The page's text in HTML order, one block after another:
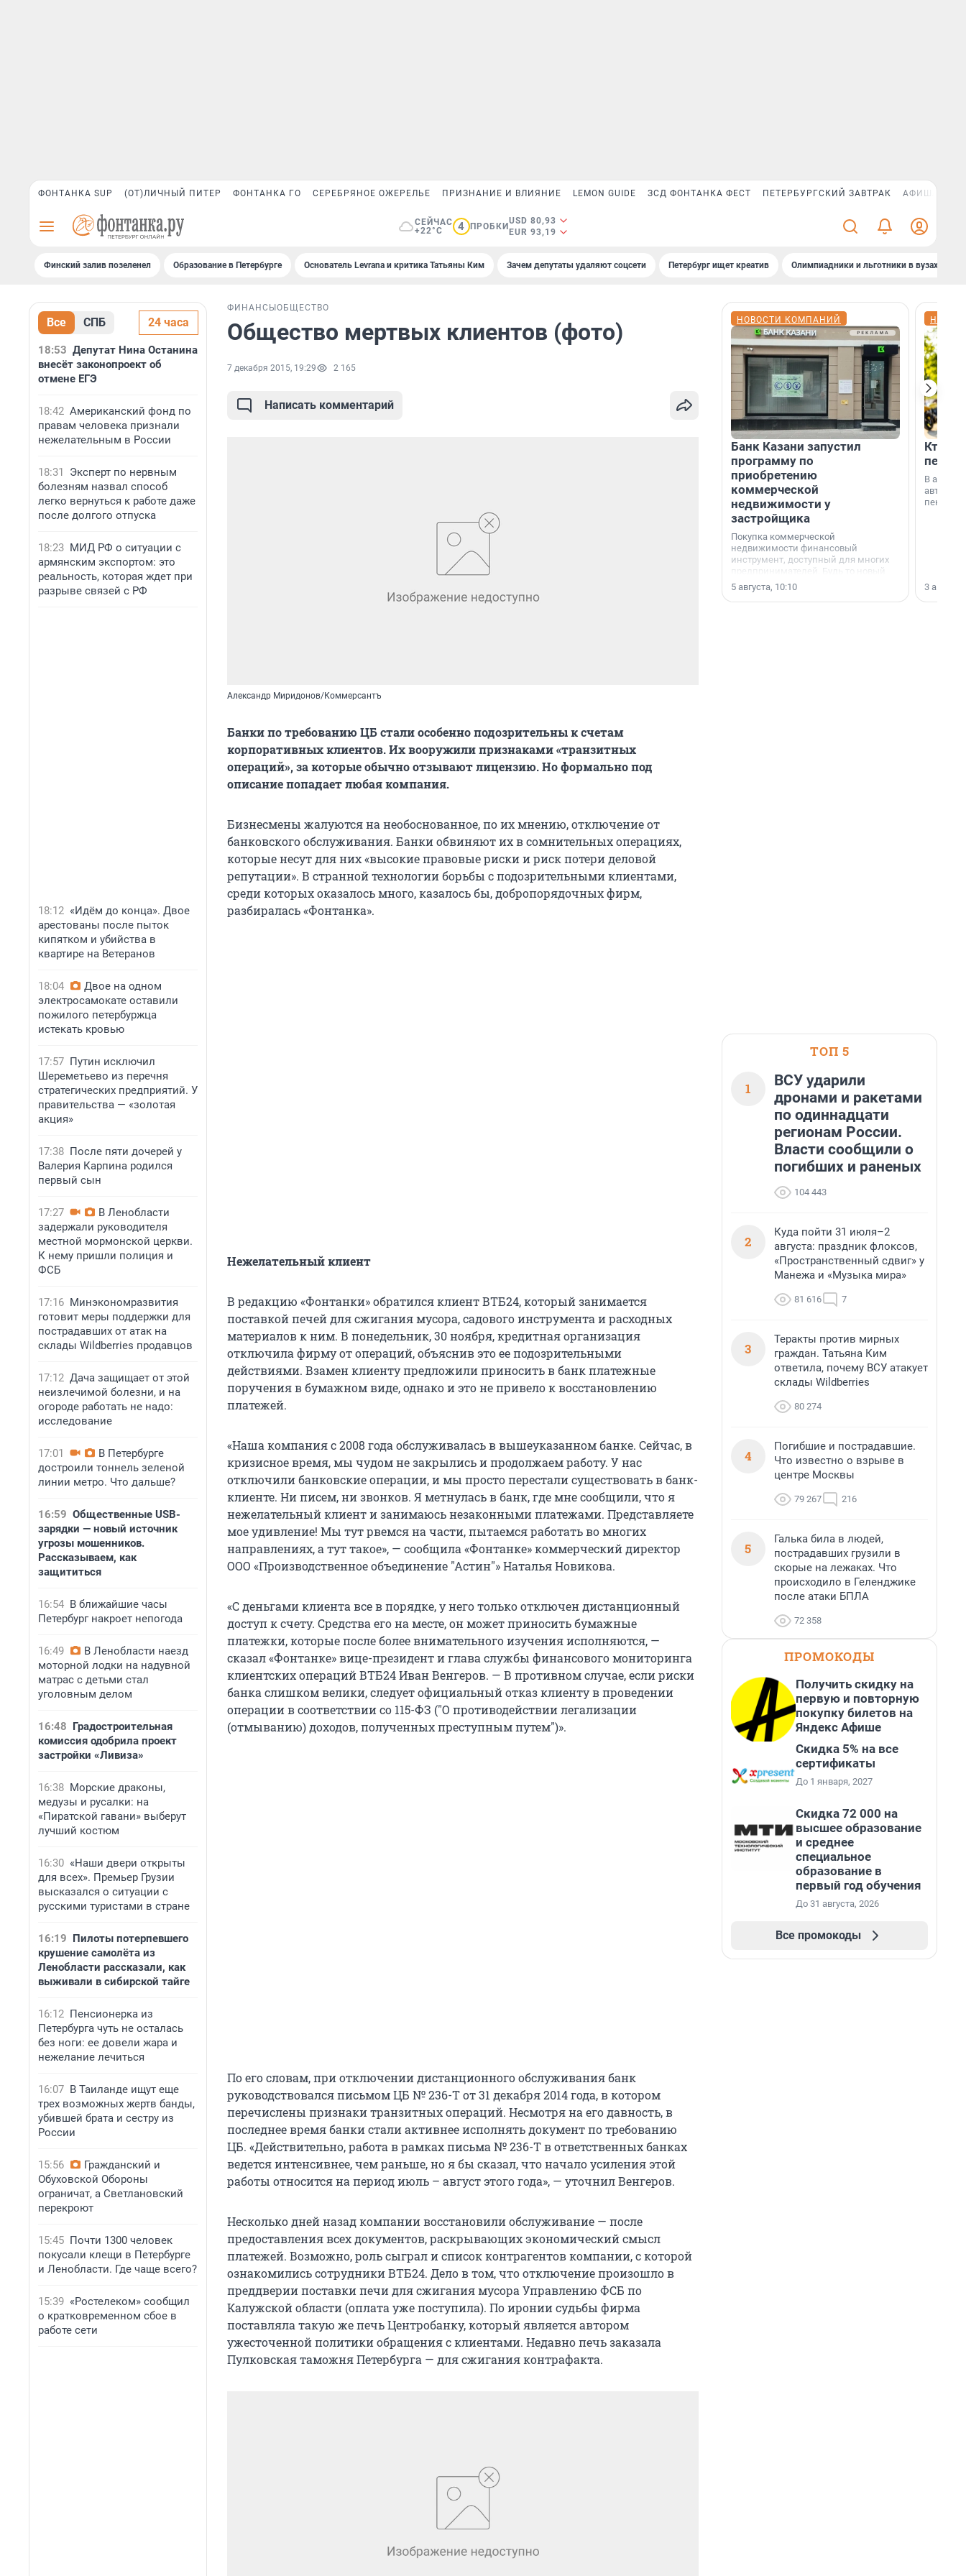
ФОНТАНКА SUP (ОТ)ЛИЧНЫЙ ПИТЕР ФОНТАНКА ГО СЕРЕБРЯНОЕ ОЖЕРЕЛЬЕ ПРИЗНАНИЕ И ВЛИЯНИЕ LEMON GUIDE ЗСД ФОНТАНКА ФЕСТ ПЕТЕРБУРГСКИЙ ЗАВТРАК АФИША PLUS
СЕЙЧАС
+22°C
4 ПРОБКИ
USD 80,93
EUR 93,19
Финский залив позеленел Образование в Петербурге Основатель Levrana и критика Татьяны Ким Зачем депутаты удаляют соцсети Петербург ищет креатив Олимпиадники и льготники в вузах СПб
Все СПБ 24 часа
18:53 Депутат Нина Останина
внесёт законопроект об
отмене ЕГЭ
18:42 Американский фонд по
правам человека признали
нежелательным в России
18:31
Эксперт по нервным
болезням назвал способ
легко вернуться к работе даже
после долгого отпуска
18:23 МИД РФ о ситуации с
армянским экспортом: это
реальность, которая ждет при
разрыве связей с РФ
18:12 «Идём до конца». Двое
арестованы после пыток
кипятком и убийства в
квартире на Ветеранов
18:04
Двое на одном
электросамокате оставили
пожилого петербуржца
истекать кровью
17:57 Путин исключил
Шереметьево из перечня
стратегических предприятий. У
правительства — «золотая
акция»
17:38 После пяти дочерей у
Валерия Карпина родился
первый сын
17:27
В Ленобласти
задержали руководителя
местной мормонской церкви.
К нему пришли полиция и
ФСБ
17:16 Минэкономразвития
готовит меры поддержки для
пострадавших от атак на
склады Wildberries продавцов
17:12 Дача защищает от этой
неизлечимой болезни, и на
огороде работать не надо:
исследование
17:01
В Петербурге
достроили тоннель зеленой
линии метро. Что дальше?
16:59 Общественные USB-
зарядки — новый источник
угрозы мошенников.
Рассказываем, как
защититься
16:54 В ближайшие часы
Петербург накроет непогода
16:49
В Ленобласти наезд
моторной лодки на надувной
матрас с детьми стал
уголовным делом
16:48 Градостроительная
комиссия одобрила проект
застройки «Ливиза»
16:38 Морские драконы,
медузы и русалки: на
«Пиратской гавани» выберут
лучший костюм
16:30 «Наши двери открыты
для всех». Премьер Грузии
высказался о ситуации с
русскими туристами в стране
16:19 Пилоты потерпевшего
крушение самолёта из
Ленобласти рассказали, как
выживали в сибирской тайге
16:12 Пенсионерка из
Петербурга чуть не осталась
без ноги: ее довели жара и
нежелание лечиться
16:07 В Таиланде ищут еще
трех возможных жертв банды,
убившей брата и сестру из
России
15:56
Гражданский и
Обуховской Обороны
ограничат, а Светлановский
перекроют
15:45 Почти 1300 человек
покусали клещи в Петербурге
и Ленобласти. Где чаще всего?
15:39 «Ростелеком» сообщил
о кратковременном сбое в
работе сети
ФИНАНСЫ ОБЩЕСТВО
Общество мертвых клиентов (фото)
7 декабря 2015, 19:29 2 165
Написать комментарий
Александр Миридонов/Коммерсантъ
Банки по требованию ЦБ стали особенно подозрительны к счетам
корпоративных клиентов. Их вооружили признаками «транзитных
операций», за которые обычно отзывают лицензию. Но формально под
описание попадает любая компания.
Бизнесмены жалуются на необоснованное, по их мнению, отключение от
банковского обслуживания. Банки обвиняют их в сомнительных операциях,
которые несут для них «высокие правовые риски и риск потери деловой
репутации». В странной технологии борьбы с подозрительными клиентами,
среди которых оказалось много, казалось бы, добропорядочных фирм,
разбиралась «Фонтанка».
Нежелательный клиент
В редакцию «Фонтанки» обратился клиент ВТБ24, который занимается
поставкой печей для сжигания мусора, садового инструмента и расходных
материалов к ним. В понедельник, 30 ноября, кредитная организация
отключила фирму от операций, объяснив это ее подозрительными
действиями. Взамен клиенту предложили приносить в банк платежные
поручения в бумажном виде, однако и это не привело к восстановлению
платежей.
«Наша компания с 2008 года обслуживалась в вышеуказанном банке. Сейчас, в
кризисное время, мы чудом не закрылись и продолжаем работу. У нас
отключили банковские операции, и мы просто перестали существовать в банк-
клиенте. Ни писем, ни звонков. Я метнулась в банк, где мне сообщили, что я
нежелательный клиент и занимаюсь незаконными платежами. Представляете
мое удивление! Мы тут рвемся на части, пытаемся работать во многих
направлениях, а тут такое», — сообщила «Фонтанке» коммерческий директор
ООО «Производственное объединение "Астин"» Наталья Новикова.
«С деньгами клиента все в порядке, у него только отключен дистанционный
доступ к счету. Средства его на месте, он может приносить бумажные
платежки, которые после более внимательного изучения исполняются, —
сказал «Фонтанке» вице-президент и глава службы финансового мониторинга
клиентских операций ВТБ24 Иван Венгеров. — В противном случае, если риски
банка слишком велики, следует официальный отказ клиенту в проведении
операции в соответствии со 115-ФЗ ("О противодействии легализации
(отмыванию) доходов, полученных преступным путем")».
По его словам, при отключении дистанционного обслуживания банк
руководствовался письмом ЦБ № 236-Т от 31 декабря 2014 года, в котором
перечислены признаки транзитных операций. Несмотря на его давность, в
последнее время банки стали активнее исполнять документ по требованию
ЦБ. «Действительно, работа в рамках письма № 236-Т в ответственных банках
ведется интенсивнее, чем раньше, но я бы сказал, что начало усиления этой
работы относится на период июль – август этого года», — уточнил Венгеров.
Несколько дней назад компании восстановили обслуживание — после
предоставления всех документов, раскрывающих экономический смысл
платежей. Возможно, роль сыграл и список контрагентов компании, с которой
ознакомились сотрудники ВТБ24. Дело в том, что отключение произошло в
преддверии поставки печи для сжигания мусора Управлению ФСБ по
Калужской области (оплата уже поступила). По иронии судьбы фирма
поставляла такую же печь Центробанку, который является автором
ужесточенной политики обращения с клиентами. Недавно печь заказала
Пулковская таможня Петербурга — для сжигания контрафакта.
НОВОСТИ КОМПАНИЙ
Банк Казани запустил
программу по
приобретению
коммерческой
недвижимости у
застройщика
Покупка коммерческой
недвижимости финансовый
инструмент, доступный для многих
предпринимателей. Будь то новый
офис, склад, торговое помещение
или готовый арендный бизнес —
успех сделки зависит от правильного
5 августа, 10:10
Кто
В
пенсии.
3
ТОП 5
1
ВСУ ударили
дронами и ракетами
по одиннадцати
регионам России.
Власти сообщили о
погибших и раненых
104 443
2
Куда пойти 31 июля–2
августа: праздник флоксов,
«Пространственный сдвиг» у
Манежа и «Музыка мира»
81 616 7
3
Теракты против мирных
граждан. Татьяна Ким
ответила, почему ВСУ атакует
склады Wildberries
80 274
4
Погибшие и пострадавшие.
Что известно о взрыве в
центре Москвы
79 267 216
5
Галька била в людей,
пострадавших грузили в
скорые на лежаках. Что
происходило в Геленджике
после атаки БПЛА
72 358
ПРОМОКОДЫ
Получить скидку на
первую и повторную
покупку билетов на
Яндекс Афише
Скидка 5% на все
сертификаты
До 1 января, 2027
Скидка 72 000 на
высшее образование
и среднее
специальное
образование в
первый год обучения
До 31 августа, 2026
Все промокоды